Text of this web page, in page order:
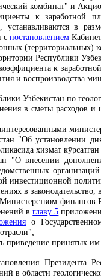
комбинат" и
к заработной
устанавливаются в
с постановлением
(территориальных)
Республики
к
и воспроизводства
Узбекистан по
в сметы расходов и
"Об установлении
хизмат кўрсатган
"О внесении
инвестиционной
в
финансов
вглаву 5
о
приведение принятых
Президента
в области